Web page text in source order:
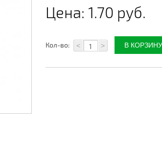
Цена: 1.70 руб.
Кол-во: < >